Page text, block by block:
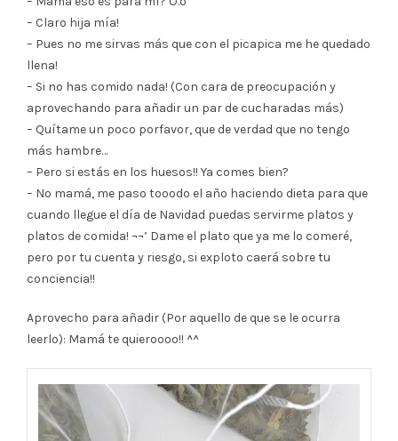
– Claro hija mía!
– Pues no me sirvas más que con el picapica me he quedado
llena!
– Si no has comido nada! (Con cara de preocupación y
aprovechando para añadir un par de cucharadas más)
– Quítame un poco porfavor, que de verdad que no tengo
más hambre…
– Pero si estás en los huesos!! Ya comes bien?
– No mamá, me paso tooodo el año haciendo dieta para que
cuando llegue el día de Navidad puedas servirme platos y
platos de comida! ¬¬’ Dame el plato que ya me lo comeré,
pero por tu cuenta y riesgo, si exploto caerá sobre tu
conciencia!!
Aprovecho para añadir (Por aquello de que se le ocurra
leerlo): Mamá te quieroooo!! ^^